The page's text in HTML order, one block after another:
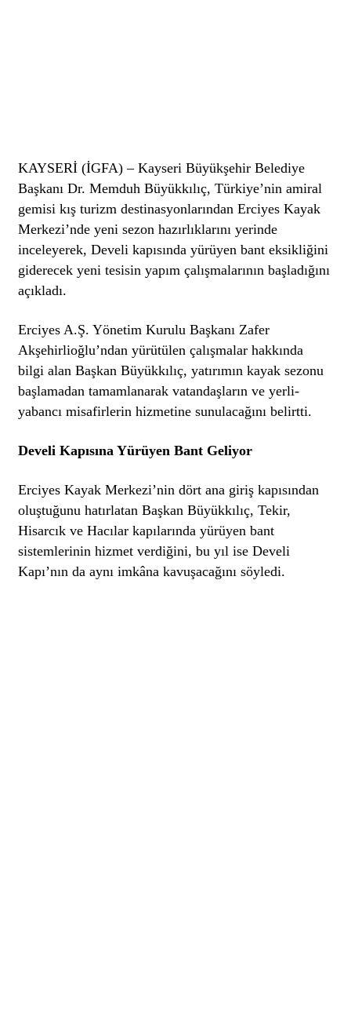
KAYSERİ (İGFA) – Kayseri Büyükşehir Belediye
Başkanı Dr. Memduh Büyükkılıç, Türkiye’nin amiral
gemisi kış turizm destinasyonlarından Erciyes Kayak
Merkezi’nde yeni sezon hazırlıklarını yerinde
inceleyerek, Develi kapısında yürüyen bant eksikliğini
giderecek yeni tesisin yapım çalışmalarının başladığını
açıkladı.
Erciyes A.Ş. Yönetim Kurulu Başkanı Zafer
Akşehirlioğlu’ndan yürütülen çalışmalar hakkında
bilgi alan Başkan Büyükkılıç, yatırımın kayak sezonu
başlamadan tamamlanarak vatandaşların ve yerli-
yabancı misafirlerin hizmetine sunulacağını belirtti.
Develi Kapısına Yürüyen Bant Geliyor
Erciyes Kayak Merkezi’nin dört ana giriş kapısından
oluştuğunu hatırlatan Başkan Büyükkılıç, Tekir,
Hisarcık ve Hacılar kapılarında yürüyen bant
sistemlerinin hizmet verdiğini, bu yıl ise Develi
Kapı’nın da aynı imkâna kavuşacağını söyledi.